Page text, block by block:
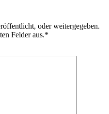
oder weitergegeben.
Felder aus.*